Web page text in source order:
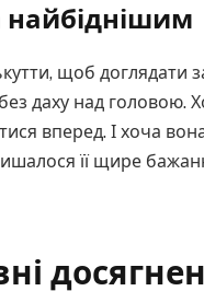
найбіднішим
щоб доглядати
даху над головою.
вперед. І хоча
її щире